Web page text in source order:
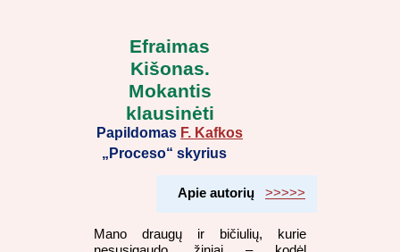
Efraimas
Kišonas.
Mokantis
klausinėti
Papildomas F. Kafkos
„Proceso“ skyrius
Apie autorių >>>>>
Mano draugų ir bičiulių, kurie